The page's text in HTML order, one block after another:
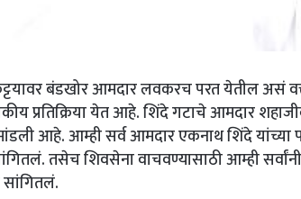
बंडखोर आमदार लवकरच परत येतील
प्रतिक्रिया येत आहे. शिंदे गटाचे आमदार
आहे. आम्ही सर्व आमदार एकनाथ शिंदे
तसेच शिवसेना वाचवण्यासाठी आम्ही